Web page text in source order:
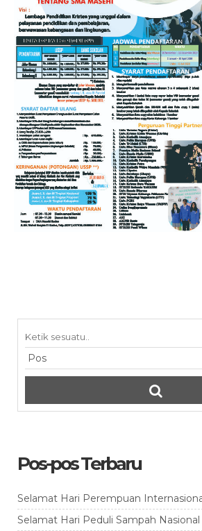
Pos-pos Terbaru
Selamat Hari Perempuan
Selamat Hari Peduli Sampah Nasional